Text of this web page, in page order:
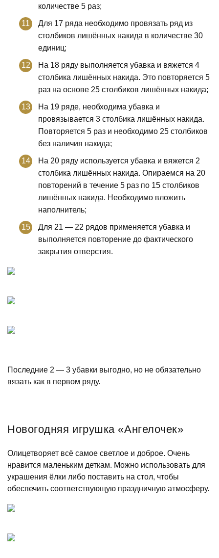
количестве 5 раз;
Для 17 ряда необходимо провязать ряд из
столбиков лишённых накида в количестве 30
единиц;
На 18 ряду выполняется убавка и вяжется 4
столбика лишённых накида. Это повторяется 5
раз на основе 25 столбиков лишённых накида;
На 19 ряде, необходима убавка и
провязывается 3 столбика лишённых накида.
Повторяется 5 раз и необходимо 25 столбиков
без наличия накида;
На 20 ряду используется убавка и вяжется 2
столбика лишённых накида. Опираемся на 20
повторений в течение 5 раз по 15 столбиков
лишённых накида. Необходимо вложить
наполнитель;
Для 21 — 22 рядов применяется убавка и
выполняется повторение до фактического
закрытия отверстия.
Последние 2 — 3 убавки выгодно, но не обязательно
вязать как в первом ряду.
Новогодняя игрушка «Ангелочек»
Олицетворяет всё самое светлое и доброе. Очень
нравится маленьким деткам. Можно использовать для
украшения ёлки либо поставить на стол, чтобы
обеспечить соответствующую праздничную атмосферу.